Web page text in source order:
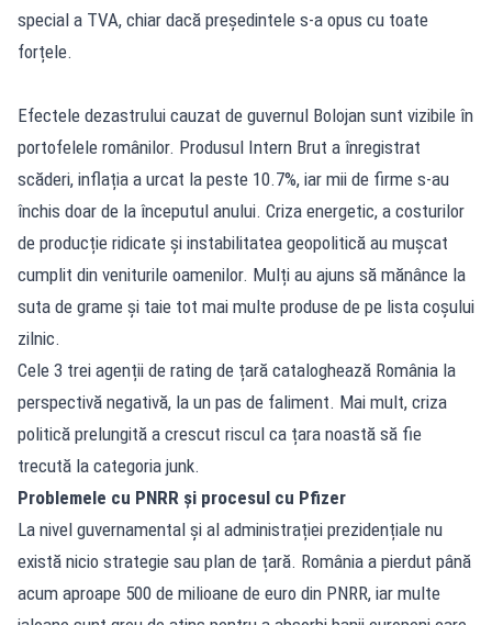
special a TVA, chiar dacă președintele s-a opus cu toate
forțele.
Efectele dezastrului cauzat de guvernul Bolojan sunt vizibile în
portofelele românilor. Produsul Intern Brut a înregistrat
scăderi, inflația a urcat la peste 10.7%, iar mii de firme s-au
închis doar de la începutul anului. Criza energetic, a costurilor
de producție ridicate și instabilitatea geopolitică au mușcat
cumplit din veniturile oamenilor. Mulți au ajuns să mănânce la
suta de grame și taie tot mai multe produse de pe lista coșului
zilnic.
Cele 3 trei agenții de rating de țară cataloghează România la
perspectivă negativă, la un pas de faliment. Mai mult, criza
politică prelungită a crescut riscul ca țara noastă să fie
trecută la categoria junk.
Problemele cu PNRR și procesul cu Pfizer
La nivel guvernamental și al administrației prezidențiale nu
există nicio strategie sau plan de țară. România a pierdut până
acum aproape 500 de milioane de euro din PNRR, iar multe